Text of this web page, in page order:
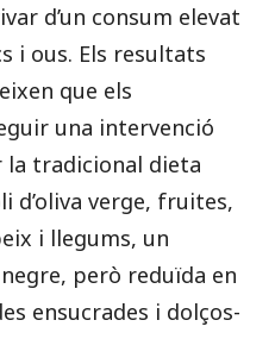
d’un consum elevat
i ous. Els resultats
que els
una intervenció
tradicional dieta
d’oliva verge, fruites,
i llegums, un
però reduïda en
ensucrades i dolços-